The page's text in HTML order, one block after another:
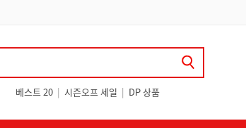
베스트 20 | 시즌오프 세일 | DP 상품